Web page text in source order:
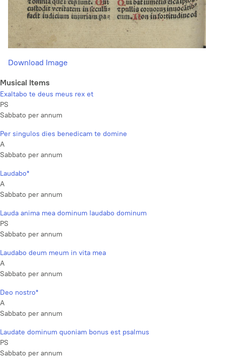
Download Image
Musical Items
Exaltabo te deus meus rex et
PS
Sabbato per annum
Per singulos dies benedicam te domine
A
Sabbato per annum
Laudabo*
A
Sabbato per annum
Lauda anima mea dominum laudabo dominum
PS
Sabbato per annum
Laudabo deum meum in vita mea
A
Sabbato per annum
Deo nostro*
A
Sabbato per annum
Laudate dominum quoniam bonus est psalmus
PS
Sabbato per annum